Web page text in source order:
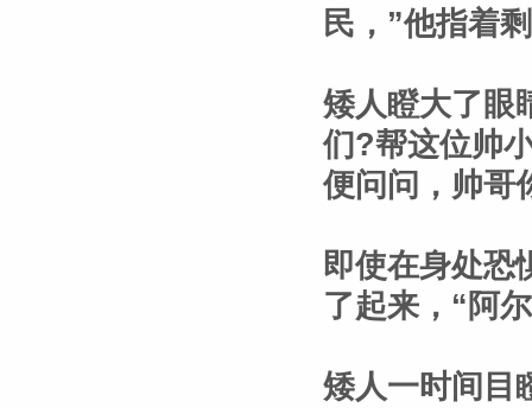
民，”他指着
矮人瞪大了眼
们?帮这位帅
便问问，帅哥
即使在身处恐
了起来，“阿
矮人一时间目